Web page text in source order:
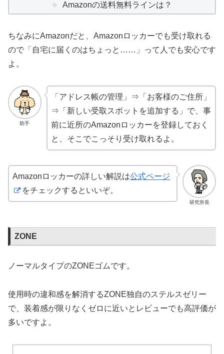
Amazonの送料無料ラインは？
ちなみにAmazonだと、Amazonロッカーでも受け取れる
ので「自宅に届くのはちょっと……」って人でも安心です
よ。
助手
「アドレス帳の管理」⇒「お客様のご住所」
⇒「新しい受取スポットを追加する」で、事
前に近所のAmazonロッカーを登録しておく
と、そこでこっそり受け取れるよ。
研究所長
Amazonロッカーの詳しい解説は公式ページ
をチェックするといいぞ。
ZONE
ノーマルタイプのZONEゴムです。
使用時の違和感を解消するZONE独自のステルスゼリー
で、装着感が限りなくゼロに近いとレビューでも高評価が
多いですよ。